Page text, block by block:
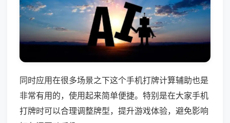
同时应用在很多场景之下这个手机打牌计算辅助也是
非常有用的，使用起来简单便捷。特别是在大家手机
打牌时可以合理调整牌型，提升游戏体验，避免影响